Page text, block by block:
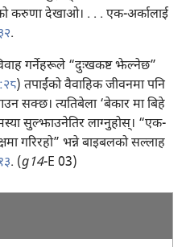
करुणा देखाओ। . . . एक-अर्कालाई
.
गर्नेहरूले “दुःखकष्ट झेल्नेछ”
) तपाईंको वैवाहिक जीवनमा पनि
सक्छ। त्यतिबेला ‘बेकार मा बिहे
सुल्झाउनेतिर लाग्नुहोस्। “एक-
गरिरहो” भन्ने बाइबलको सल्लाह
. (g14-E 03)